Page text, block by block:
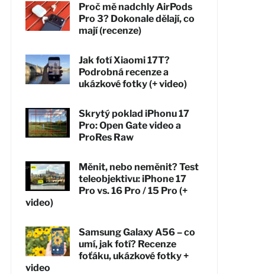
Proč mě nadchly AirPods
Pro 3? Dokonale dělají, co
mají (recenze)
Jak fotí Xiaomi 17T?
Podrobná recenze a
ukázkové fotky (+ video)
Skrytý poklad iPhonu 17
Pro: Open Gate video a
ProRes Raw
Měnit, nebo neměnit? Test
teleobjektivu: iPhone 17
Pro vs. 16 Pro / 15 Pro (+
video)
Samsung Galaxy A56 – co
umí, jak fotí? Recenze
foťáku, ukázkové fotky +
video